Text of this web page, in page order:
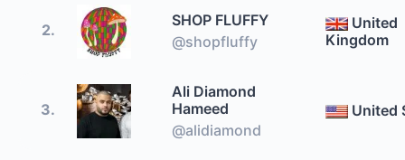
2.
SHOP FLUFFY
@shopfluffy
United
Kingdom
3.
Ali Diamond
Hameed
@alidiamond
United